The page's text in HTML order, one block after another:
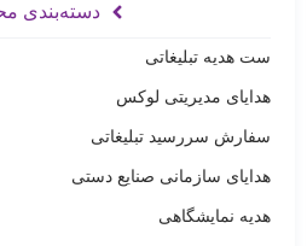
دسته‌بندی
ست هدیه تبلیغاتی
هدایای مدیریتی لوکس
سفارش سررسید تبلیغاتی
هدایای سازمانی صنایع دستی
هدیه نمایشگاهی